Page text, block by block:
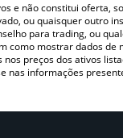
e não constitui oferta,
ou quaisquer outro
para trading, ou
como mostrar dados
preços dos ativos
nas informações